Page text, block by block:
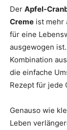
Der Apfel-
Creme ist mehr
für eine
ausgewogen
Kombination
die einfache
Rezept für jede
Genauso wie
Leben